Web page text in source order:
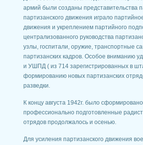
армий были созданы представительства
партизанского движения иг­рало
движения и укреплением партийного
централизованного руководства
узлы, госпитали, оружие, транспортные
партизанских кадров. Особое вниманию
и УШПД ( из 714 зарегистрированных в
формированию новых партизан­ских
разведки.
К концу августа 1942г. было
профессионально подготов­ленные
отрядов продолжалось и осенью.
Для усиления партизанского движения